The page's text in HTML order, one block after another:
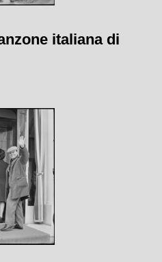
italiana di